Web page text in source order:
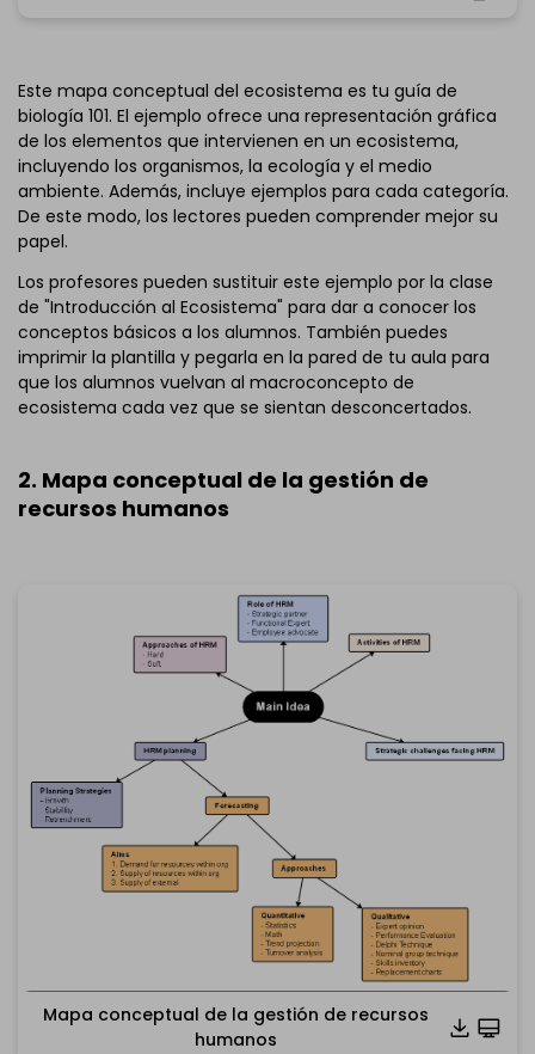
Si aún no tienes EdrawMind, descargaEdrawMind
abajo.
También puedes probarEdrawMind Onlinegratis
abajo.
Este mapa conceptual del ecosistema es tu guía de
biología 101. El ejemplo ofrece una representación gráfica
de los elementos que intervienen en un ecosistema,
incluyendo los organismos, la ecología y el medio
ambiente. Además, incluye ejemplos para cada categoría.
De este modo, los lectores pueden comprender mejor su
papel.
Los profesores pueden sustituir este ejemplo por la clase
de "Introducción al Ecosistema" para dar a conocer los
conceptos básicos a los alumnos. También puedes
imprimir la plantilla y pegarla en la pared de tu aula para
que los alumnos vuelvan al macroconcepto de
ecosistema cada vez que se sientan desconcertados.
2. Mapa conceptual de la gestión de
recursos humanos
Mapa conceptual de la gestión de recursos
humanos